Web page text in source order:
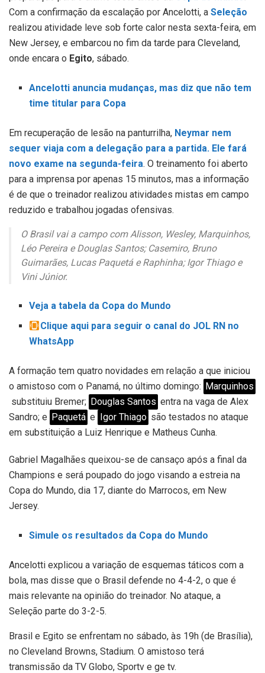
Com a confirmação da escalação por Ancelotti, a Seleção
realizou atividade leve sob forte calor nesta sexta-feira, em
New Jersey, e embarcou no fim da tarde para Cleveland,
onde encara o Egito, sábado.
Ancelotti anuncia mudanças, mas diz que não tem
time titular para Copa
Em recuperação de lesão na panturrilha, Neymar nem
sequer viaja com a delegação para a partida. Ele fará
novo exame na segunda-feira. O treinamento foi aberto
para a imprensa por apenas 15 minutos, mas a informação
é de que o treinador realizou atividades mistas em campo
reduzido e trabalhou jogadas ofensivas.
O Brasil vai a campo com Alisson, Wesley, Marquinhos,
Léo Pereira e Douglas Santos; Casemiro, Bruno
Guimarães, Lucas Paquetá e Raphinha; Igor Thiago e
Vini Júnior.
Veja a tabela da Copa do Mundo
Clique aqui para seguir o canal do JOL RN no
WhatsApp
A formação tem quatro novidades em relação a que iniciou
o amistoso com o Panamá, no último domingo: Marquinhos
substituiu Bremer; Douglas Santos entra na vaga de Alex
Sandro; e Paquetá e Igor Thiago são testados no ataque
em substituição a Luiz Henrique e Matheus Cunha.
Gabriel Magalhães queixou-se de cansaço após a final da
Champions e será poupado do jogo visando a estreia na
Copa do Mundo, dia 17, diante do Marrocos, em New
Jersey.
Simule os resultados da Copa do Mundo
Ancelotti explicou a variação de esquemas táticos com a
bola, mas disse que o Brasil defende no 4-4-2, o que é
mais relevante na opinião do treinador. No ataque, a
Seleção parte do 3-2-5.
Brasil e Egito se enfrentam no sábado, às 19h (de Brasília),
no Cleveland Browns, Stadium. O amistoso terá
transmissão da TV Globo, Sportv e ge tv.